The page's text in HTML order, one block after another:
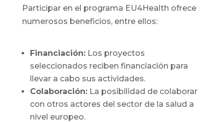
Participar en el programa EU4Health ofrece
numerosos beneficios, entre ellos:
Financiación:Los proyectos
seleccionados reciben financiación para
llevar a cabo sus actividades.
Colaboración:La posibilidad de colaborar
con otros actores del sector de la salud a
nivel europeo.